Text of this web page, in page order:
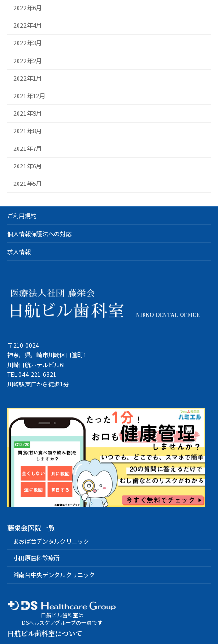
2022年6月
2022年4月
2022年3月
2022年2月
2022年1月
2021年12月
2021年9月
2021年8月
2021年7月
2021年6月
2021年5月
ご利用規約
個人情報保護法への対応
求人情報
〒210-0024
神奈川県川崎市川崎区日進町1
川崎日航ホテルビル6F
TEL:044-221-6321
川崎駅東口から徒歩1分
藤栄会医院一覧
あおば台デンタルクリニック
小田原歯科診療所
湘南台中央デンタルクリニック
日航ビル歯科室は
DSヘルスケアグループの一員です
日航ビル歯科室について